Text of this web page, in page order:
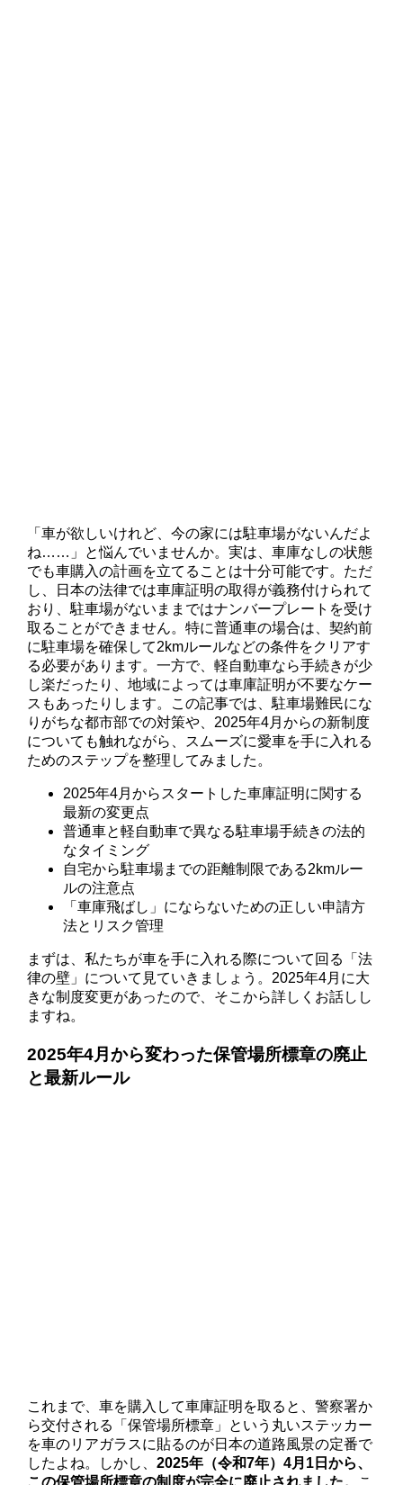
「車が欲しいけれど、今の家には駐車場がないんだよ
ね……」と悩んでいませんか。実は、車庫なしの状態
でも車購入の計画を立てることは十分可能です。ただ
し、日本の法律では車庫証明の取得が義務付けられて
おり、駐車場がないままではナンバープレートを受け
取ることができません。特に普通車の場合は、契約前
に駐車場を確保して2kmルールなどの条件をクリアす
る必要があります。一方で、軽自動車なら手続きが少
し楽だったり、地域によっては車庫証明が不要なケー
スもあったりします。この記事では、駐車場難民にな
りがちな都市部での対策や、2025年4月からの新制度
についても触れながら、スムーズに愛車を手に入れる
ためのステップを整理してみました。
2025年4月からスタートした車庫証明に関する
最新の変更点
普通車と軽自動車で異なる駐車場手続きの法的
なタイミング
自宅から駐車場までの距離制限である2kmルー
ルの注意点
「車庫飛ばし」にならないための正しい申請方
法とリスク管理
まずは、私たちが車を手に入れる際について回る「法
律の壁」について見ていきましょう。2025年4月に大
きな制度変更があったので、そこから詳しくお話しし
ますね。
2025年4月から変わった保管場所標章の廃止
と最新ルール
これまで、車を購入して車庫証明を取ると、警察署か
ら交付される「保管場所標章」という丸いステッカー
を車のリアガラスに貼るのが日本の道路風景の定番で
したよね。しかし、2025年（令和7年）4月1日から、
この保管場所標章の制度が完全に廃止されました。
こ